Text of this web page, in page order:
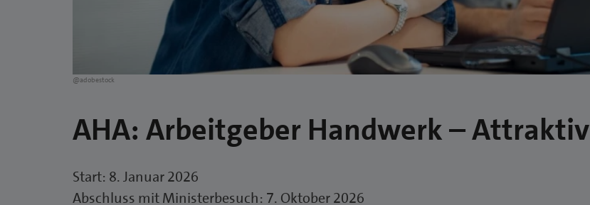
@adobestock
AHA: Arbeitgeber Handwerk – Attraktiv
Start: 8. Januar 2026
Abschluss mit Ministerbesuch: 7. Oktober 2026